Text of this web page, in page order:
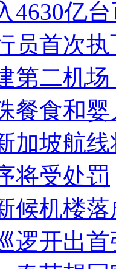
4630亿
员首次
第二机
餐食和
加坡航线
将受处罚
候机楼
逻开出